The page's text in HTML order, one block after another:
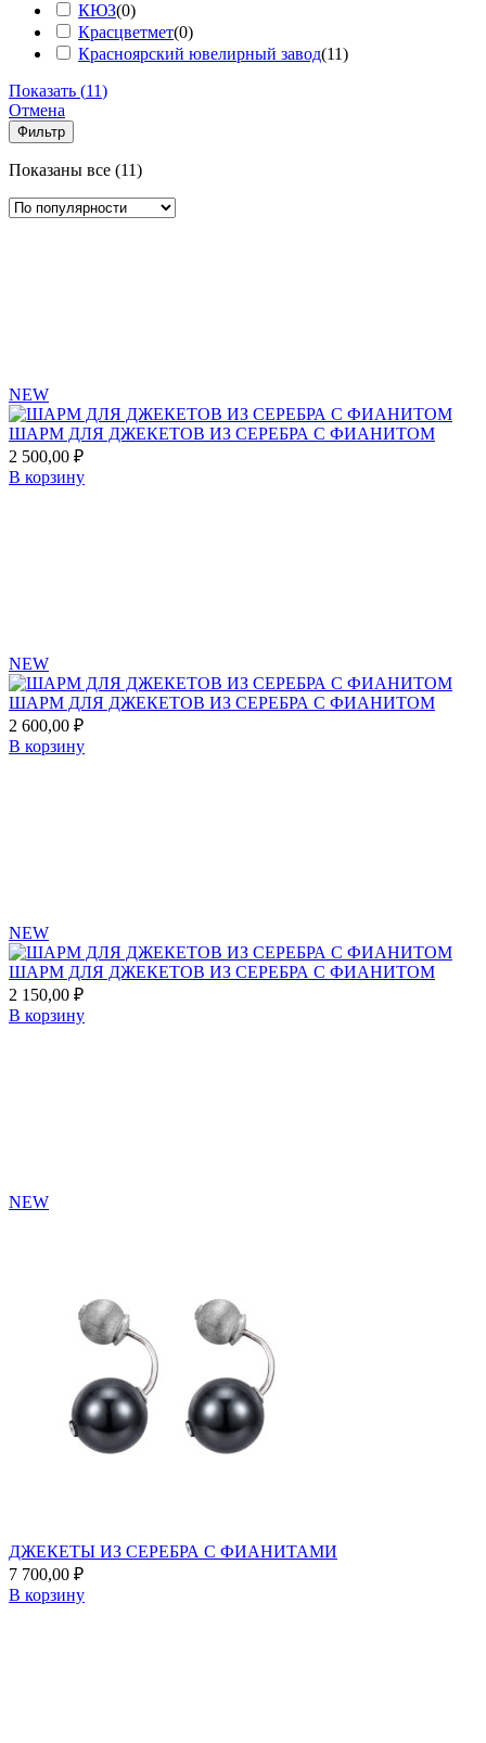
КЮЗ(0)
Красцветмет(0)
Красноярский ювелирный завод(11)
Показать (11)
Отмена
Фильтр
Показаны все (11)Сортировка:
популярности
NEW
ШАРМ ДЛЯ ДЖЕКЕТОВ ИЗ СЕРЕБРА С ФИАНИТОМ
2 500,00 ₽
В корзину
NEW
ШАРМ ДЛЯ ДЖЕКЕТОВ ИЗ СЕРЕБРА С ФИАНИТОМ
2 600,00 ₽
В корзину
NEW
ШАРМ ДЛЯ ДЖЕКЕТОВ ИЗ СЕРЕБРА С ФИАНИТОМ
2 150,00 ₽
В корзину
NEW
ДЖЕКЕТЫ ИЗ СЕРЕБРА С ФИАНИТАМИ
7 700,00 ₽
В корзину